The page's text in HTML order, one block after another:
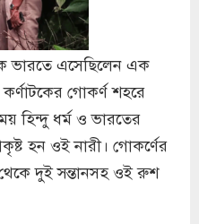
ভারতে এসেছিলেন এক
গোকর্ণ শহরে
হিন্দু ধর্ম ও ভারতের
হন ওই নারী। গোকর্ণের
দুই সন্তানসহ ওই রুশ